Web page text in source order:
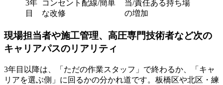
3年
目
コンセント配線/簡単
な改修
当/責任ある持ち場
の増加
現場担当者や施工管理、高圧専門技術者など次の
キャリアパスのリアリティ
3年目以降は、「ただの作業スタッフ」で終わるか、「キャ
リアを選ぶ側」に回るかの分かれ道です。板橋区や北区・練